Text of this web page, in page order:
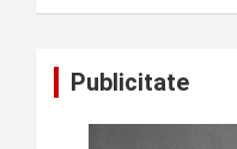
Publicitate